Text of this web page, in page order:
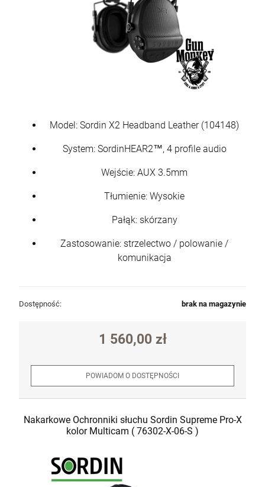
Model: Sordin X2 Headband Leather (104148)
System: SordinHEAR2™, 4 profile audio
Wejście: AUX 3.5mm
Tłumienie: Wysokie
Pałąk: skórzany
Zastosowanie: strzelectwo / polowanie /
komunikacja
Dostępność: brak na magazynie
1 560,00 zł
POWIADOM O DOSTĘPNOŚCI
Nakarkowe Ochronniki słuchu Sordin Supreme Pro-X
kolor Multicam ( 76302-X-06-S )